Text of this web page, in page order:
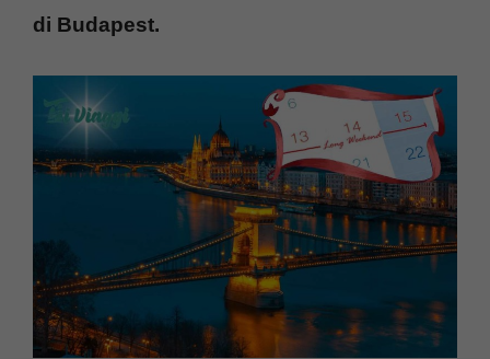
di Budapest.